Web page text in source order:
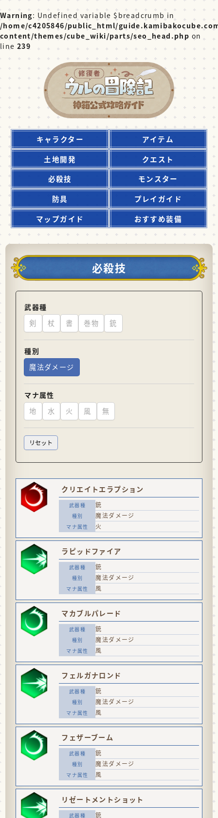
Warning: Undefined variable $breadcrumb in
/home/c4205846/public_html/
content/themes/cube_wiki/parts/seo_head.php on
line 239
キャラクター
アイテム
土地開発
クエスト
必殺技
モンスター
防具
プレイガイド
マップガイド
おすすめ装備
必殺技
武器種
剣
杖 書 巻物 銃
種別
魔法ダメージ
マナ属性
地
水 火 風 無
クリエイトエラプション
銃
魔法ダメージ
火
ラピッドファイア
銃
魔法ダメージ
風
マカブルパレード
銃
魔法ダメージ
風
フェルガナロンド
銃
魔法ダメージ
風
フェザーブーム
銃
魔法ダメージ
風
リゼートメントショット
銃